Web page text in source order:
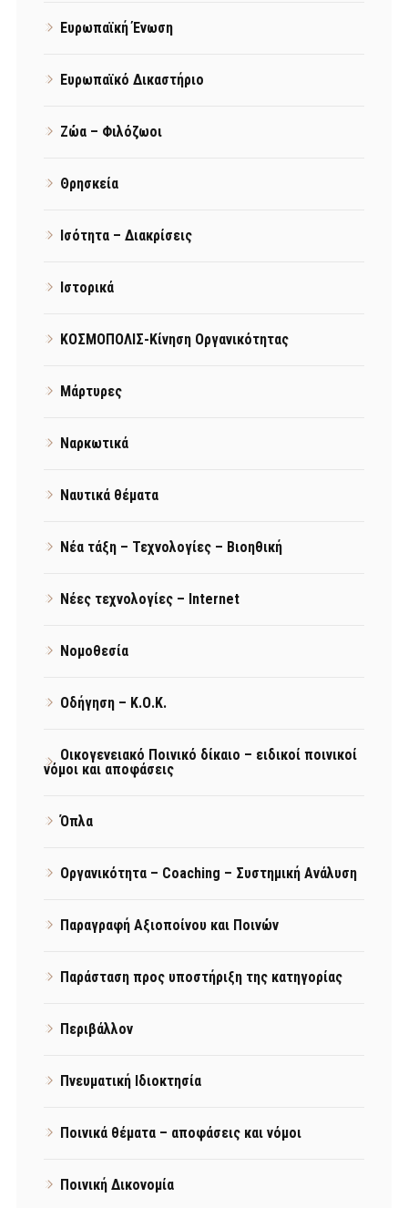
Ευρωπαϊκή Ένωση
Ευρωπαϊκό Δικαστήριο
Ζώα – Φιλόζωοι
Θρησκεία
Ισότητα – Διακρίσεις
Ιστορικά
ΚΟΣΜΟΠΟΛΙΣ-Κίνηση Οργανικότητας
Μάρτυρες
Ναρκωτικά
Ναυτικά θέματα
Νέα τάξη – Τεχνολογίες – Βιοηθική
Νέες τεχνολογίες – Internet
Νομοθεσία
Οδήγηση – Κ.Ο.Κ.
Οικογενειακό Ποινικό δίκαιο – ειδικοί ποινικοί
νόμοι και αποφάσεις
Όπλα
Οργανικότητα – Coaching – Συστημική Ανάλυση
Παραγραφή Αξιοποίνου και Ποινών
Παράσταση προς υποστήριξη της κατηγορίας
Περιβάλλον
Πνευματική Ιδιοκτησία
Ποινικά θέματα – αποφάσεις και νόμοι
Ποινική Δικονομία